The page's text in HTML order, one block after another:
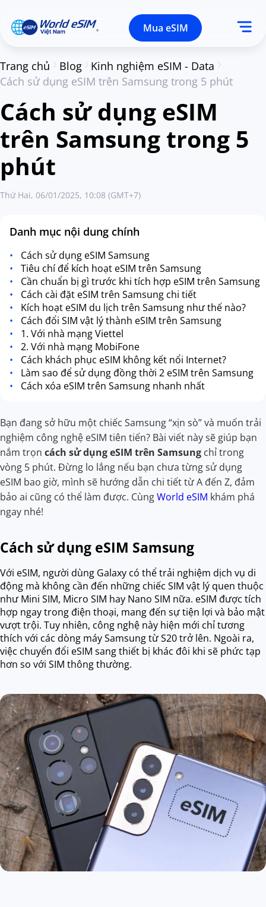
Mua eSIM
Trang chủ Blog
Kinh nghiệm eSIM - Data
Cách sử dụng eSIM trên Samsung trong 5 phút
Cách sử dụng eSIM
trên Samsung trong 5
phút
Thứ Hai, 06/01/2025, 10:08 (GMT+7)
Danh mục nội dung chính
Cách sử dụng eSIM Samsung
Tiêu chí để kích hoạt eSIM trên Samsung
Cần chuẩn bị gì trước khi tích hợp eSIM trên Samsung
Cách cài đặt eSIM trên Samsung chi tiết
Kích hoạt eSIM du lịch trên Samsung như thế nào?
Cách đổi SIM vật lý thành eSIM trên Samsung
1. Với nhà mạng Viettel
2. Với nhà mạng MobiFone
Cách khách phục eSIM không kết nổi Internet?
Làm sao để sử dụng đồng thời 2 eSIM trên Samsung
Cách xóa eSIM trên Samsung nhanh nhất
Bạn đang sở hữu một chiếc Samsung “xịn sò” và muốn trải
nghiệm công nghệ eSIM tiên tiến? Bài viết này sẽ giúp bạn
nắm trọn cách sử dụng eSIM trên Samsung chỉ trong
vòng 5 phút. Đừng lo lắng nếu bạn chưa từng sử dụng
eSIM bao giờ, mình sẽ hướng dẫn chi tiết từ A đến Z, đảm
bảo ai cũng có thể làm được. CùngWorld eSIM khám phá
ngay nhé!
Cách sử dụng eSIM Samsung
Với eSIM, người dùng Galaxy có thể trải nghiệm dịch vụ di
động mà không cần đến những chiếc SIM vật lý quen thuộc
như Mini SIM, Micro SIM hay Nano SIM nữa. eSIM được tích
hợp ngay trong điện thoại, mang đến sự tiện lợi và bảo mật
vượt trội. Tuy nhiên, công nghệ này hiện mới chỉ tương
thích với các dòng máy Samsung từ S20 trở lên. Ngoài ra,
việc chuyển đổi eSIM sang thiết bị khác đôi khi sẽ phức tạp
hơn so với SIM thông thường.